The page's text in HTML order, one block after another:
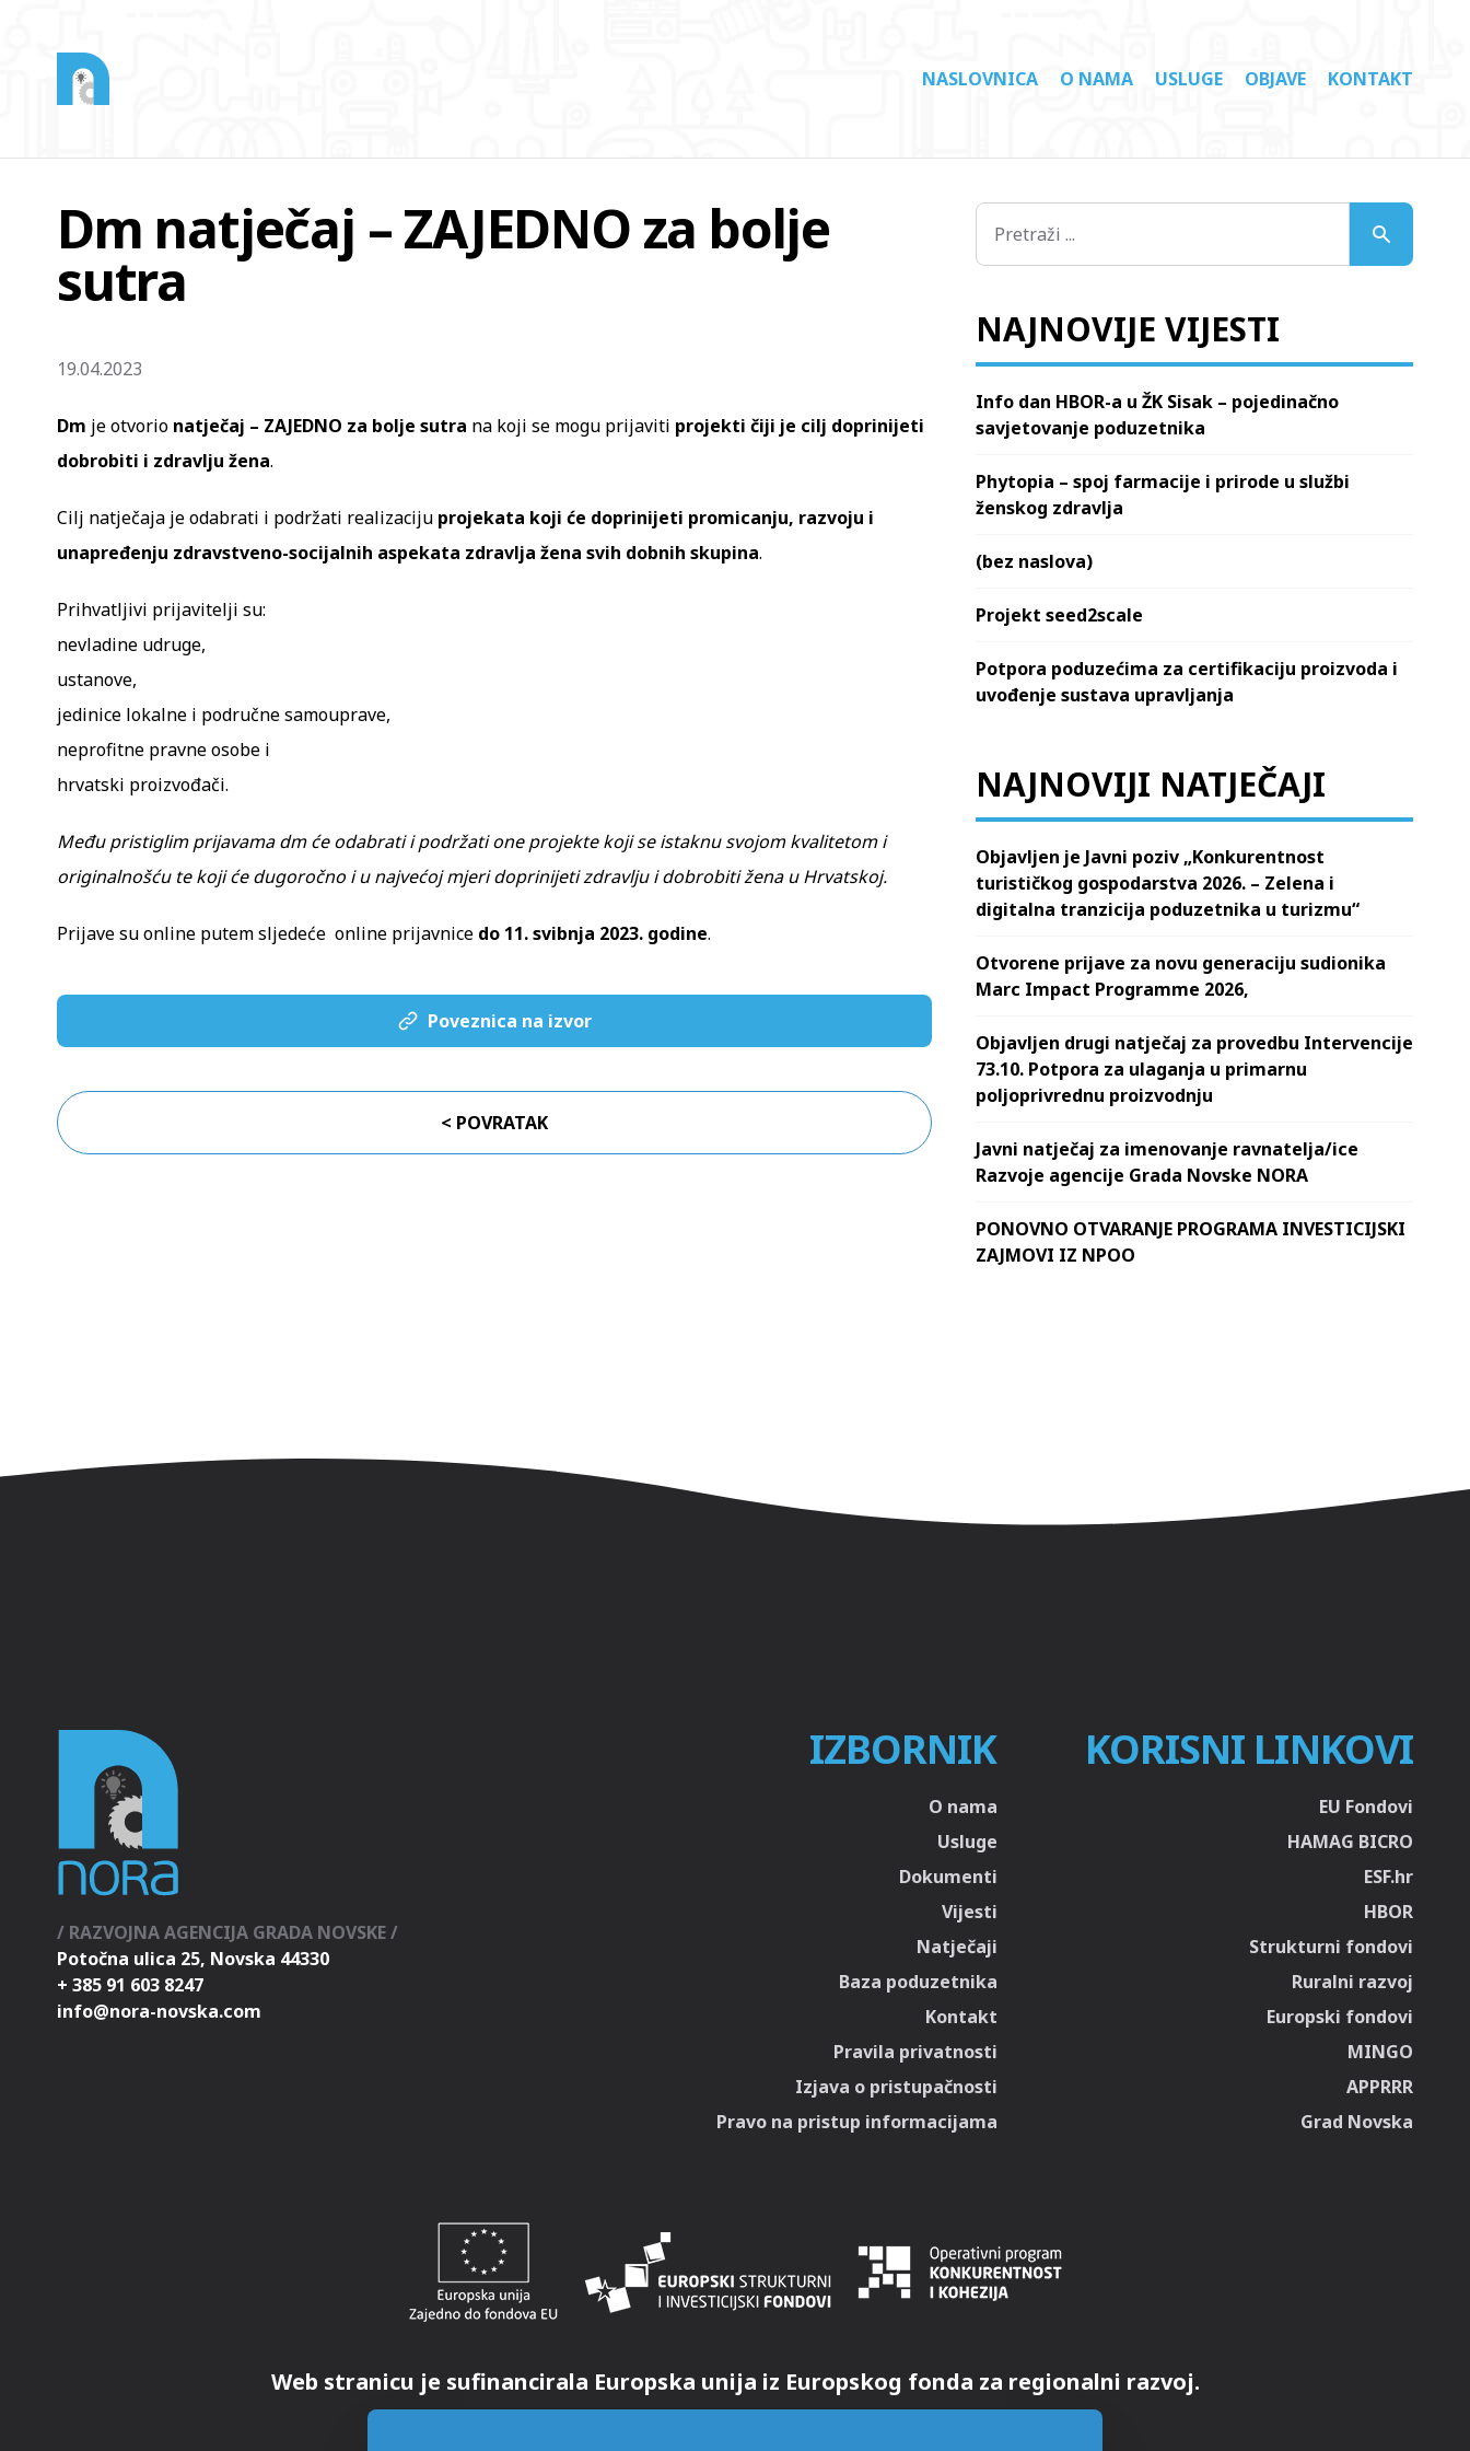
NASLOVNICA O NAMA USLUGE OBJAVE KONTAKT
Dm natječaj – ZAJEDNO za bolje
sutra
19.04.2023
Dm je otvorio natječaj – ZAJEDNO za bolje sutra na koji se mogu prijaviti projekti čiji je cilj doprinijeti
dobrobiti i zdravlju žena.
Cilj natječaja je odabrati i podržati realizaciju projekata koji će doprinijeti promicanju, razvoju i
unapređenju zdravstveno-socijalnih aspekata zdravlja žena svih dobnih skupina.
Prihvatljivi prijavitelji su:
nevladine udruge,
ustanove,
jedinice lokalne i područne samouprave,
neprofitne pravne osobe i
hrvatski proizvođači.
Među pristiglim prijavama dm će odabrati i podržati one projekte koji se istaknu svojom kvalitetom i
originalnošću te koji će dugoročno i u najvećoj mjeri doprinijeti zdravlju i dobrobiti žena u Hrvatskoj.
Prijave su online putem sljedeće online prijavnice do 11. svibnja 2023. godine.
Poveznica na izvor
< POVRATAK
NAJNOVIJE VIJESTI
Info dan HBOR-a u ŽK Sisak – pojedinačno
savjetovanje poduzetnika
Phytopia – spoj farmacije i prirode u službi
ženskog zdravlja
(bez naslova)
Projekt seed2scale
Potpora poduzećima za certifikaciju proizvoda i
uvođenje sustava upravljanja
NAJNOVIJI NATJEČAJI
Objavljen je Javni poziv „Konkurentnost
turističkog gospodarstva 2026. – Zelena i
digitalna tranzicija poduzetnika u turizmu“
Otvorene prijave za novu generaciju sudionika
Marc Impact Programme 2026,
Objavljen drugi natječaj za provedbu Intervencije
73.10. Potpora za ulaganja u primarnu
poljoprivrednu proizvodnju
Javni natječaj za imenovanje ravnatelja/ice
Razvoje agencije Grada Novske NORA
PONOVNO OTVARANJE PROGRAMA INVESTICIJSKI
ZAJMOVI IZ NPOO
/ RAZVOJNA AGENCIJA GRADA NOVSKE /
Potočna ulica 25, Novska 44330
+ 385 91 603 8247
IZBORNIK
O nama
Usluge
Dokumenti
Vijesti
Natječaji
Baza poduzetnika
Kontakt
Pravila privatnosti
Izjava o pristupačnosti
Pravo na pristup informacijama
KORISNI LINKOVI
EU Fondovi
HAMAG BICRO
ESF.hr
HBOR
Strukturni fondovi
Ruralni razvoj
Europski fondovi
MINGO
APPRRR
Grad Novska
Web stranicu je sufinancirala Europska unija iz Europskog fonda za regionalni razvoj.